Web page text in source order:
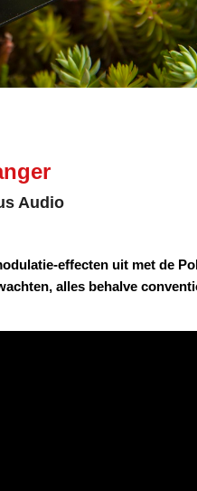
Audio
effecten uit met de
alles behalve